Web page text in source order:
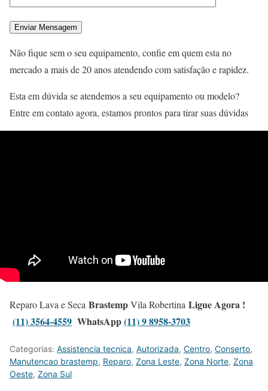
Não fique sem o seu equipamento, confie em quem esta no
mercado a mais de 20 anos atendendo com satisfação e rapidez.
Esta em dúvida se atendemos a seu equipamento ou modelo?
Entre em contato agora, estamos prontos para tirar suas dúvidas
Reparo Lava e Seca BrastempVila Robertina Ligue Agora !
(11) 3564-4559 WhatsApp(11) 9 8958-3703
Categorias: Assistencia tecnica, Autorizada, Centro, Conserto,
Manutencao brastemp, Reparo, Zona Leste, Zona Norte, Zona
Oeste, Zona Sul